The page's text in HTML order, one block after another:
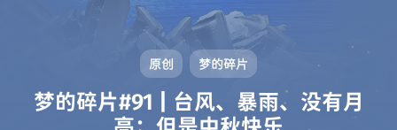
原创 梦的碎片
梦的碎片#91 | 台风、暴雨、没有月